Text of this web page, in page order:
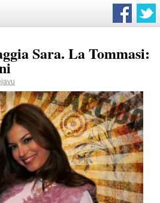
Sara. La Tommasi: